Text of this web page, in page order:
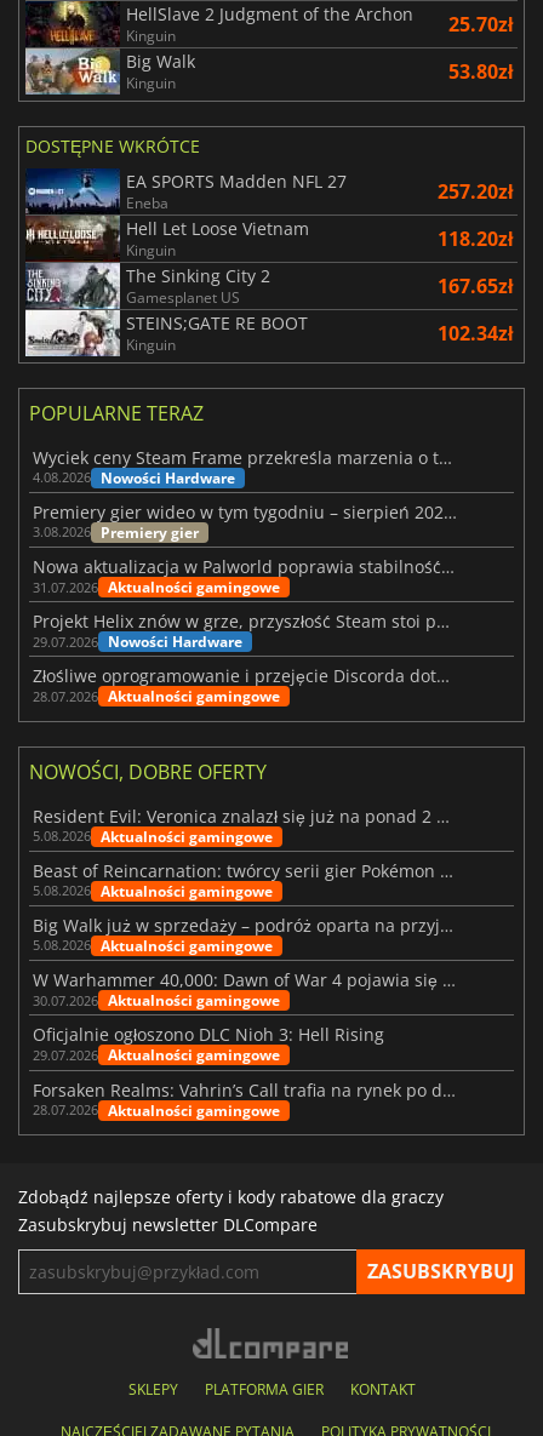
HellSlave 2 Judgment of the Archon
Kinguin 25.70zł
Big Walk
Kinguin 53.80zł
DOSTĘPNE WKRÓTCE
EA SPORTS Madden NFL 27
Eneba 257.20zł
Hell Let Loose Vietnam
Kinguin 118.20zł
The Sinking City 2
Gamesplanet US 167.65zł
STEINS;GATE RE BOOT
Kinguin 102.34zł
POPULARNE TERAZ
Wyciek ceny Steam Frame przekreśla marzenia o tanim zestawie VR
4.08.2026 Nowości Hardware
Premiery gier wideo w tym tygodniu – sierpień 2026 r. (32. tydzień)
3.08.2026 Premiery gier
Nowa aktualizacja w Palworld poprawia stabilność Sunreach i walk z bossami
31.07.2026 Aktualności gamingowe
Projekt Helix znów w grze, przyszłość Steam stoi pod znakiem zapytania
29.07.2026 Nowości Hardware
Złośliwe oprogramowanie i przejęcie Discorda dotknęły Meccha Chameleon
28.07.2026 Aktualności gamingowe
NOWOŚCI, DOBRE OFERTY
Resident Evil: Veronica znalazł się już na ponad 2 milionach list życzeń
5.08.2026 Aktualności gamingowe
Beast of Reincarnation: twórcy serii gier Pokémon wkraczają na nową ścieżkę
5.08.2026 Aktualności gamingowe
Big Walk już w sprzedaży – podróż oparta na przyjaźni
5.08.2026 Aktualności gamingowe
W Warhammer 40,000: Dawn of War 4 pojawia się frakcja Nekronów
30.07.2026 Aktualności gamingowe
Oficjalnie ogłoszono DLC Nioh 3: Hell Rising
29.07.2026 Aktualności gamingowe
Forsaken Realms: Vahrin’s Call trafia na rynek po dziesięciu latach prac
28.07.2026 Aktualności gamingowe
Zdobądź najlepsze oferty i kody rabatowe dla graczy
Zasubskrybuj newsletter DLCompare
SKLEPY PLATFORMA GIER KONTAKT
NAJCZĘŚCIEJ ZADAWANE PYTANIA POLITYKA PRYWATNOŚCI